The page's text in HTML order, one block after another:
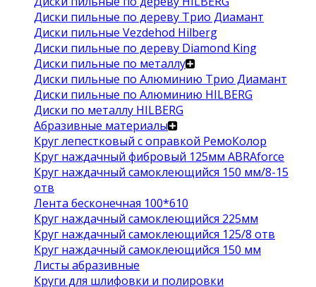
Диски пильные по дереву Трио Диамант
Диски пильные Vezdehod Hilberg
Диски пильные по дереву Diamond King
Диски пильные по металлу
Диски пильные по Алюминию Трио Диамант
Диски пильные по Алюминию HILBERG
Диски по металлу HILBERG
Абразивные материалы
Круг лепестковый с оправкой РемоКолор
Круг наждачный фибровый 125мм ABRAforce
Круг наждачный самоклеющийся 150 мм/8-15
отв
Лента бесконечная 100*610
Круг наждачный самоклеющийся 225мм
Круг наждачный самоклеющийся 125/8 отв
Круг наждачный самоклеющийся 150 мм
Листы абразивные
Круги для шлифовки и полировки